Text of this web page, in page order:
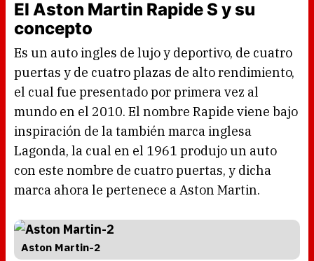
El Aston Martin Rapide S y su
concepto
Es un auto ingles de lujo y deportivo, de cuatro
puertas y de cuatro plazas de alto rendimiento,
el cual fue presentado por primera vez al
mundo en el 2010. El nombre Rapide viene bajo
inspiración de la también marca inglesa
Lagonda, la cual en el 1961 produjo un auto
con este nombre de cuatro puertas, y dicha
marca ahora le pertenece a Aston Martin.
Aston Martin-2